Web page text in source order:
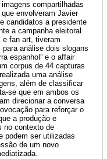
compartilhadas
envolveram Javier
candidatos a presidente
a campanha eleitoral
e fan art, tiveram
análise dois slogans
espanhol” e o affair
corpus de 44 capturas
uma análise
além de classificar
se que em ambos os
direcionar a conversa
para reforçar o
a produção e
no contexto de
podem ser utilizadas
de um novo